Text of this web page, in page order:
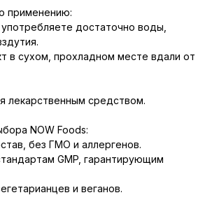
применению:
достаточно воды,
в сухом, прохладном месте вдали от
лекарственным средством.
NOW Foods:
без ГМО и аллергенов.
GMP, гарантирующим
и веганов.